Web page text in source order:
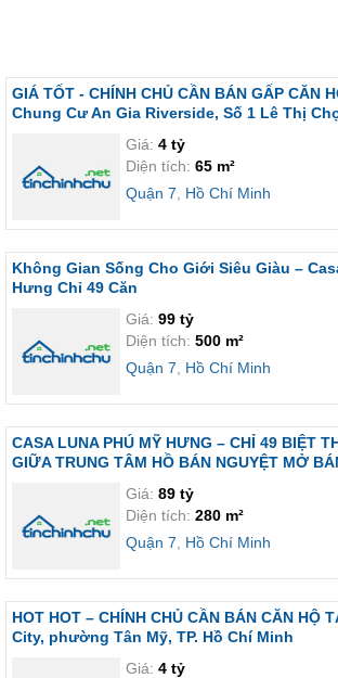
GIÁ TỐT - CHÍNH CHỦ CẦN BÁN GẤP CĂN
Chung Cư An Gia Riverside, Số 1 Lê Thị
Giá: 4 tỷ
Diện tích: 65 m²
Quận 7
Hồ Chí Minh
Không Gian Sống Cho Giới Siêu Giàu –
Hưng Chỉ 49 Căn
Giá: 99 tỷ
Diện tích: 500 m²
Quận 7
Hồ Chí Minh
CASA LUNA PHÚ MỸ HƯNG – CHỈ 49 BIỆT
GIỮA TRUNG TÂM HỒ BÁN NGUYỆT MỞ
Giá: 89 tỷ
Diện tích: 280 m²
Quận 7
Hồ Chí Minh
HOT HOT – CHÍNH CHỦ CẦN BÁN CĂN HỘ
City, phường Tân Mỹ, TP. Hồ Chí Minh
Giá: 4 tỷ